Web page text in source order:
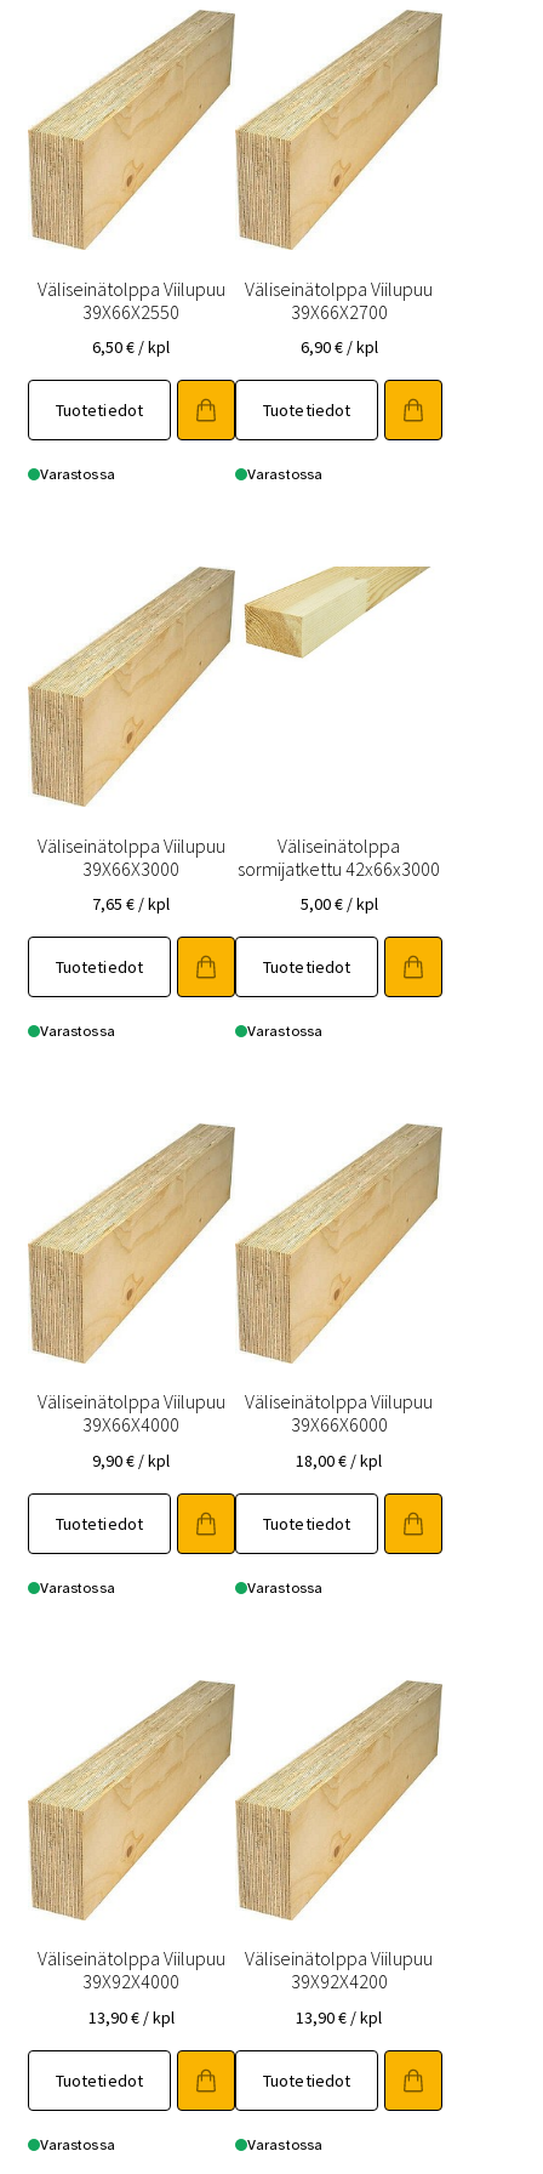
Väliseinätolppa Viilupuu
39X66X2550
6,50€ / kpl
Tuotetiedot
Varastossa
Väliseinätolppa Viilupuu
39X66X2700
6,90€ / kpl
Tuotetiedot
Varastossa
Väliseinätolppa Viilupuu
39X66X3000
7,65€ / kpl
Tuotetiedot
Varastossa
Väliseinätolppa
sormijatkettu 42x66x3000
5,00€ / kpl
Tuotetiedot
Varastossa
Väliseinätolppa Viilupuu
39X66X4000
9,90€ / kpl
Tuotetiedot
Varastossa
Väliseinätolppa Viilupuu
39X66X6000
18,00€ / kpl
Tuotetiedot
Varastossa
Väliseinätolppa Viilupuu
39X92X4000
13,90€ / kpl
Tuotetiedot
Varastossa
Väliseinätolppa Viilupuu
39X92X4200
13,90€ / kpl
Tuotetiedot
Varastossa